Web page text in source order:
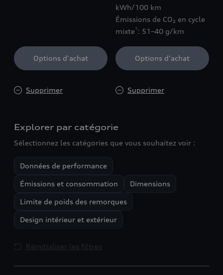
Options d'achat
Supprimer
kWh/100 km
Émissions de CO₂ en cycle
mixte 1 : 51–40 g/km
Options d'achat
Supprimer
Explorer par catégorie
Sélectionnez les catégories que vous souhaitez voir :
Données de performance
Émissions et consommation Dimensions
Limite de poids des remorques
Design intérieur et extérieur
Réinitialiser les filtres